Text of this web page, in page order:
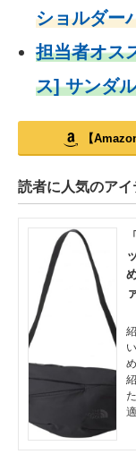
ショルダー
担当者オス
ス] サンダ
【
読者に人気のアイ